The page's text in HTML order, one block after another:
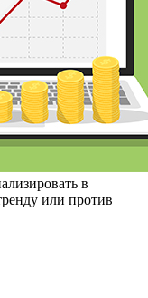
в
или против